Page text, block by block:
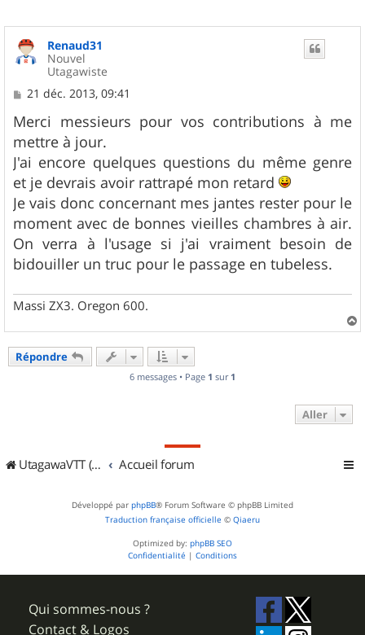
Renaud31
Nouvel
Utagawiste
M
s
s
a
g
e
21 déc. 2013, 09:41
Merci messieurs pour vos contributions à me
mettre à jour.
J'ai encore quelques questions du même genre
et je devrais avoir rattrapé mon retard
Je vais donc concernant mes jantes rester pour le
moment avec de bonnes vieilles chambres à air.
On verra à l'usage si j'ai vraiment besoin de
bidouiller un truc pour le passage en tubeless.
Massi ZX3. Oregon 600.
a
Répondre
6 messages • Page 1 sur 1
Aller
UtagawaVTT (Randos VTT et VTTAE avec traces GPS) Accueil forum
Développé par phpBB® Forum Software © phpBB Limited
Traduction française officielle © Qiaeru
Optimized by: phpBB SEO
Confidentialité | Conditions
Qui sommes-nous ?
Contact & Logos